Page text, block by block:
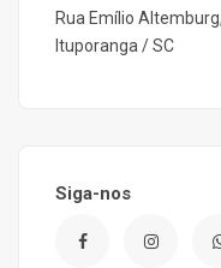
Rua Emílio
Ituporanga / SC
Siga-nos